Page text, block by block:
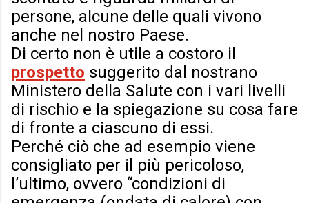
persone, alcune delle quali vivono
anche nel nostro Paese.
Di certo non è utile a costoro il
prospetto suggerito dal nostrano
Ministero della Salute con i vari livelli
di rischio e la spiegazione su cosa fare
di fronte a ciascuno di essi.
Perché ciò che ad esempio viene
consigliato per il più pericoloso,
l’ultimo, ovvero “condizioni di